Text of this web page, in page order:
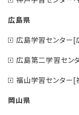
広島県
広島学習センター[
広島第二学習セン
福山学習センター[
岡山県